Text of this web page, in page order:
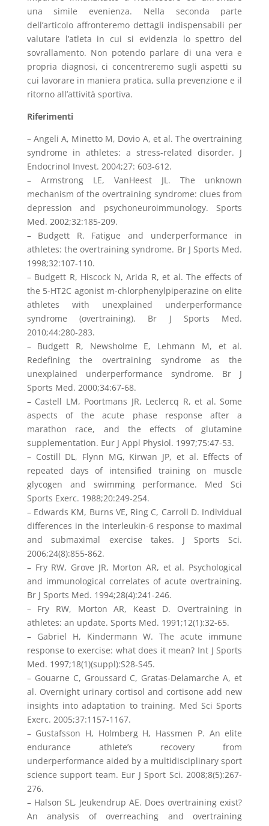
una simile evenienza. Nella seconda parte
dell’articolo affronteremo dettagli indispensabili per
valutare l’atleta in cui si evidenzia lo spettro del
sovrallamento. Non potendo parlare di una vera e
propria diagnosi, ci concentreremo sugli aspetti su
cui lavorare in maniera pratica, sulla prevenzione e il
ritorno all’attività sportiva.
Riferimenti
– Angeli A, Minetto M, Dovio A, et al. The overtraining
syndrome in athletes: a stress-related disorder. J
Endocrinol Invest. 2004;27: 603-612.
– Armstrong LE, VanHeest JL. The unknown
mechanism of the overtraining syndrome: clues from
depression and psychoneuroimmunology. Sports
Med. 2002;32:185-209.
– Budgett R. Fatigue and underperformance in
athletes: the overtraining syndrome. Br J Sports Med.
1998;32:107-110.
– Budgett R, Hiscock N, Arida R, et al. The effects of
the 5-HT2C agonist m-chlorphenylpiperazine on elite
athletes with unexplained underperformance
syndrome (overtraining). Br J Sports Med.
2010;44:280-283.
– Budgett R, Newsholme E, Lehmann M, et al.
Redefining the overtraining syndrome as the
unexplained underperformance syndrome. Br J
Sports Med. 2000;34:67-68.
– Castell LM, Poortmans JR, Leclercq R, et al. Some
aspects of the acute phase response after a
marathon race, and the effects of glutamine
supplementation. Eur J Appl Physiol. 1997;75:47-53.
– Costill DL, Flynn MG, Kirwan JP, et al. Effects of
repeated days of intensified training on muscle
glycogen and swimming performance. Med Sci
Sports Exerc. 1988;20:249-254.
– Edwards KM, Burns VE, Ring C, Carroll D. Individual
differences in the interleukin-6 response to maximal
and submaximal exercise takes. J Sports Sci.
2006;24(8):855-862.
– Fry RW, Grove JR, Morton AR, et al. Psychological
and immunological correlates of acute overtraining.
Br J Sports Med. 1994;28(4):241-246.
– Fry RW, Morton AR, Keast D. Overtraining in
athletes: an update. Sports Med. 1991;12(1):32-65.
– Gabriel H, Kindermann W. The acute immune
response to exercise: what does it mean? Int J Sports
Med. 1997;18(1)(suppl):S28-S45.
– Gouarne C, Groussard C, Gratas-Delamarche A, et
al. Overnight urinary cortisol and cortisone add new
insights into adaptation to training. Med Sci Sports
Exerc. 2005;37:1157-1167.
– Gustafsson H, Holmberg H, Hassmen P. An elite
endurance athlete’s recovery from
underperformance aided by a multidisciplinary sport
science support team. Eur J Sport Sci. 2008;8(5):267-
276.
– Halson SL, Jeukendrup AE. Does overtraining exist?
An analysis of overreaching and overtraining